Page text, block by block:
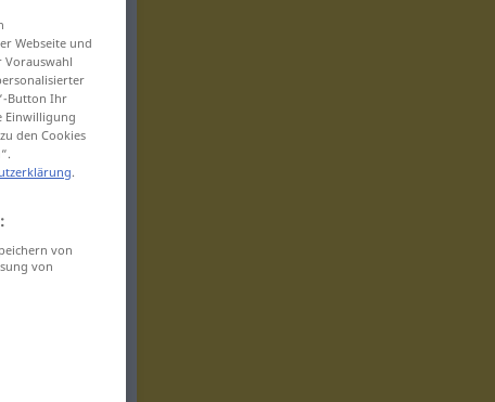
Webseite und
Vorauswahl
Button Ihr
Einwilligung
den Cookies
.
von
von